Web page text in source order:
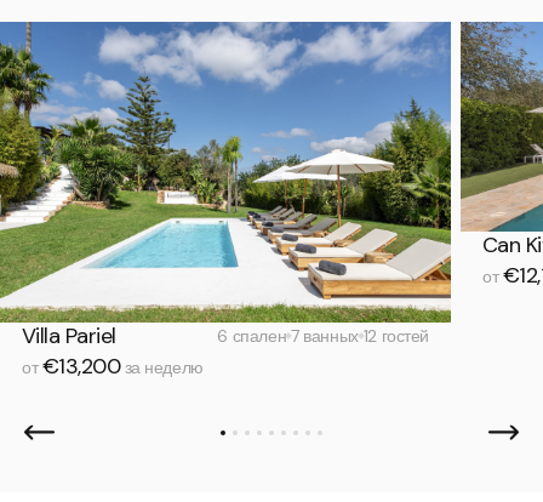
Villa Pariel 6 спален 7 ванных 12 гостей
от€13,200за неделю
Can
от